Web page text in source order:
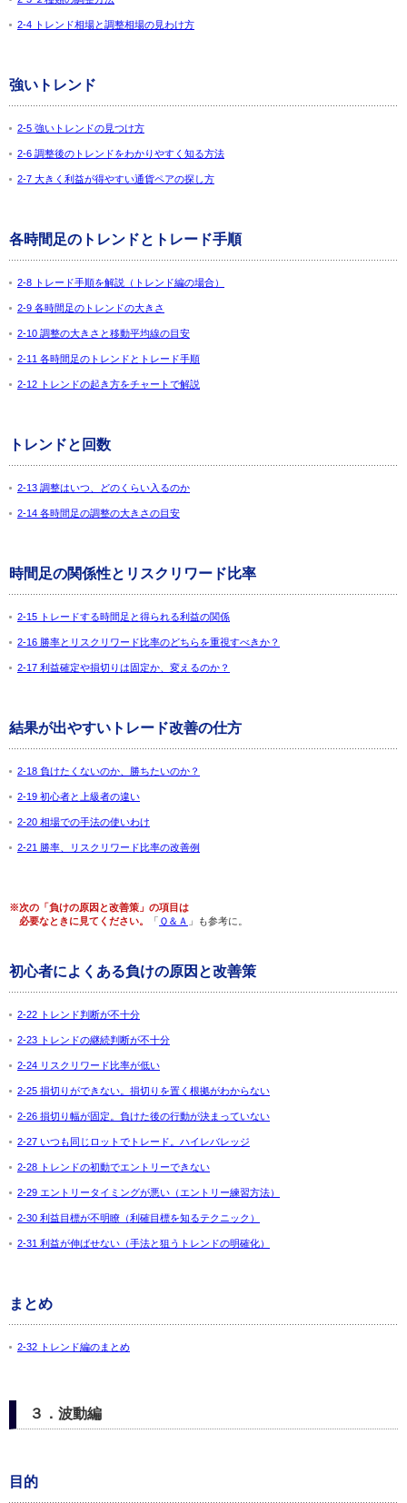
2-4 トレンド相場と調整相場の見わけ方
強いトレンド
2-5 強いトレンドの見つけ方
2-6 調整後のトレンドをわかりやすく知る方法
2-7 大きく利益が得やすい通貨ペアの探し方
各時間足のトレンドとトレード手順
2-8 トレード手順を解説（トレンド編の場合）
2-9 各時間足のトレンドの大きさ
2-10 調整の大きさと移動平均線の目安
2-11 各時間足のトレンドとトレード手順
2-12 トレンドの起き方をチャートで解説
トレンドと回数
2-13 調整はいつ、どのくらい入るのか
2-14 各時間足の調整の大きさの目安
時間足の関係性とリスクリワード比率
2-15 トレードする時間足と得られる利益の関係
2-16 勝率とリスクリワード比率のどちらを重視すべきか？
2-17 利益確定や損切りは固定か、変えるのか？
結果が出やすいトレード改善の仕方
2-18 負けたくないのか、勝ちたいのか？
2-19 初心者と上級者の違い
2-20 相場での手法の使いわけ
2-21 勝率、リスクリワード比率の改善例
※次の「負けの原因と改善策」の項目は
必要なときに見てください。
「 Ｑ＆Ａ 」も参考に。
初心者によくある負けの原因と改善策
2-22 トレンド判断が不十分
2-23 トレンドの継続判断が不十分
2-24 リスクリワード比率が低い
2-25 損切りができない。損切りを置く根拠がわからない
2-26 損切り幅が固定。負けた後の行動が決まっていない
2-27 いつも同じロットでトレード。ハイレバレッジ
2-28 トレンドの初動でエントリーできない
2-29 エントリータイミングが悪い（エントリー練習方法）
2-30 利益目標が不明瞭（利確目標を知るテクニック）
2-31 利益が伸ばせない（手法と狙うトレンドの明確化）
まとめ
2-32 トレンド編のまとめ
３．波動編
目的